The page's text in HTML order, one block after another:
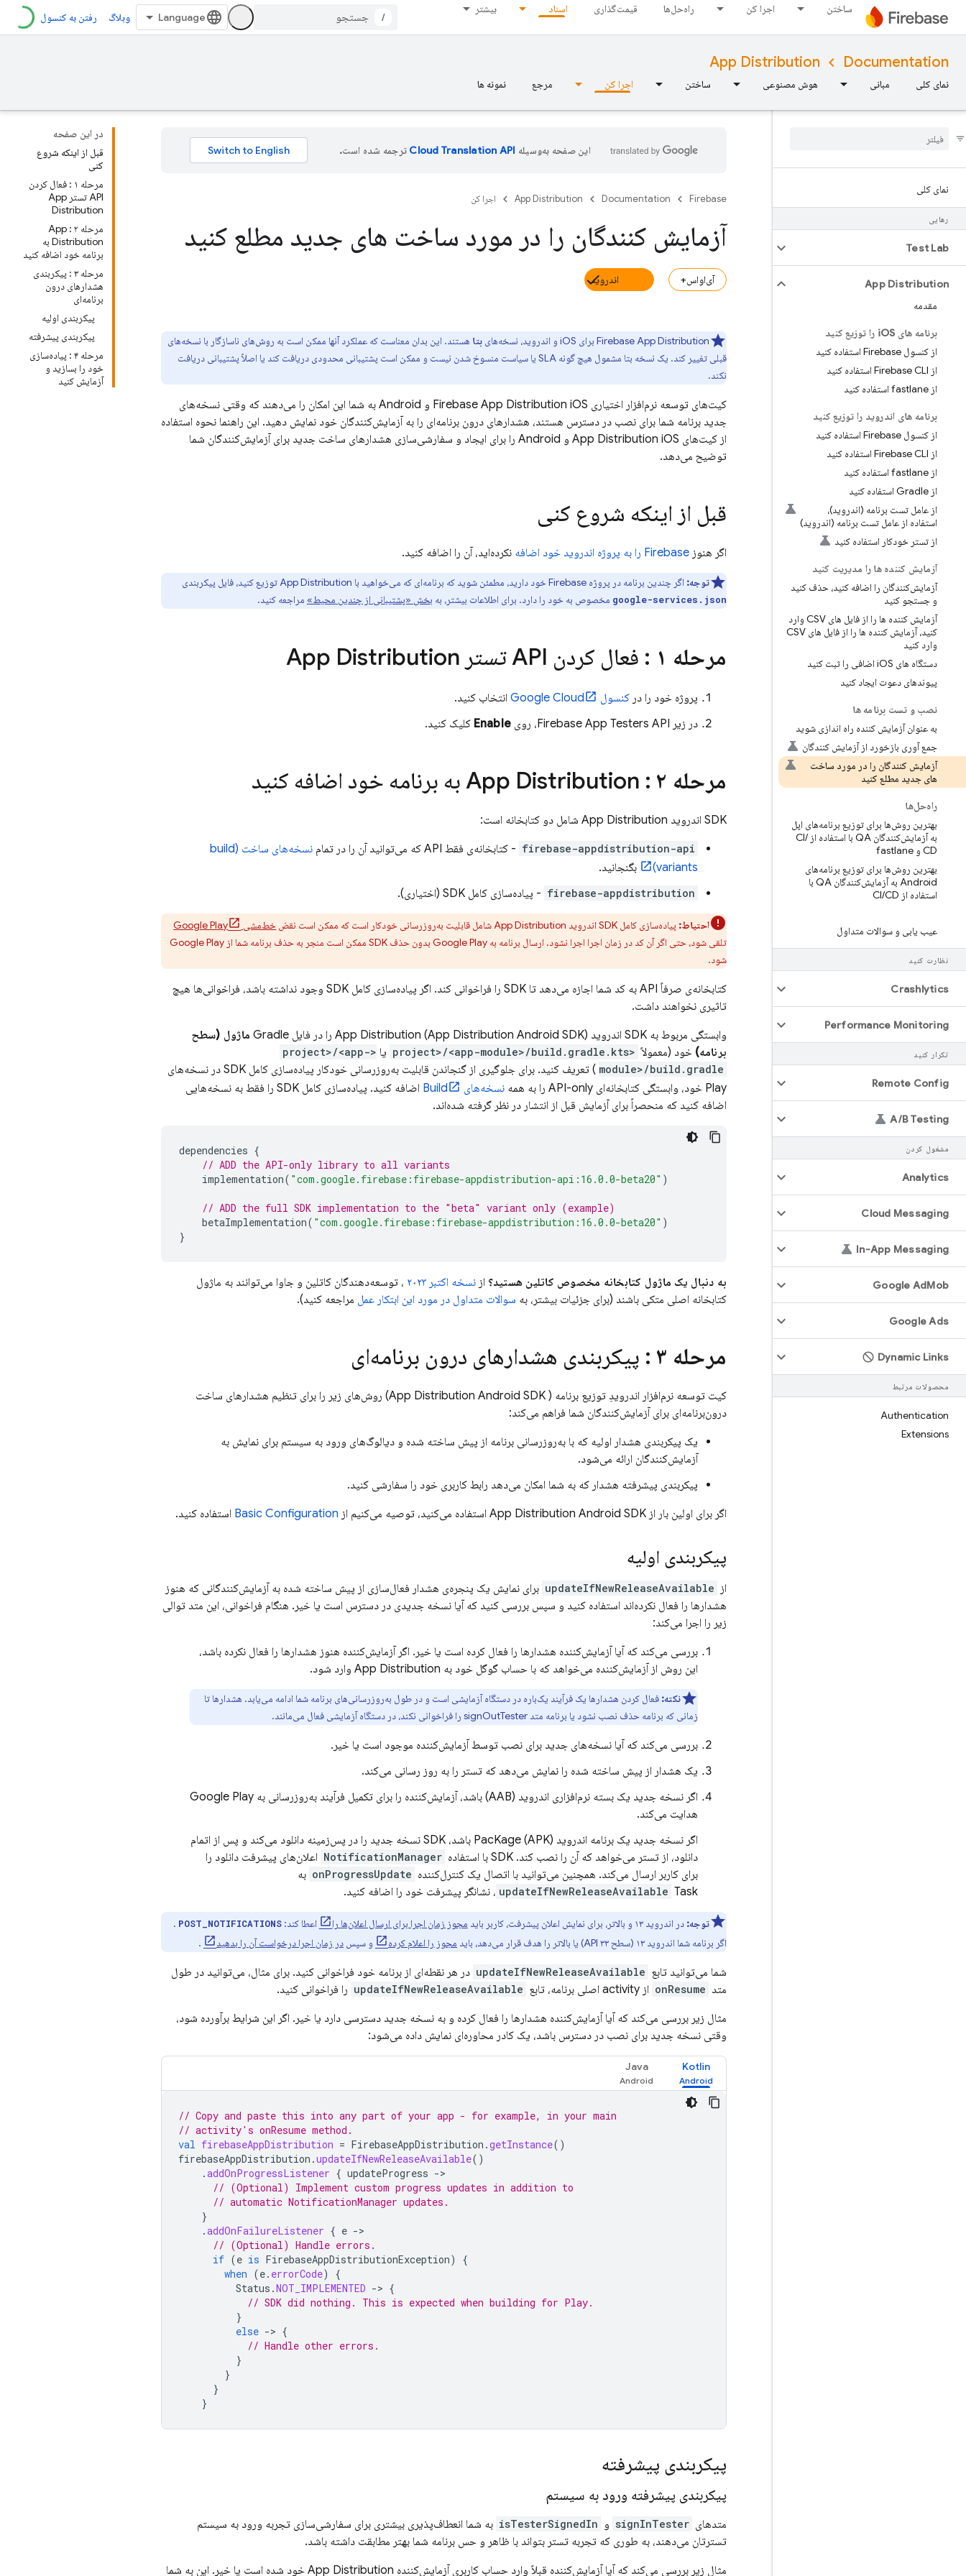
ساختن اجرا کن راه‌حل‌ها قیمت‌گذاری اسناد بیشتر
/ وبلاگ رفتن به کنسول
Documentation
App Distribution
نمای کلی مبانی هوش مصنوعی ساختن اجرا کن مرجع نمونه ها
نمای کلی
رهایی
Test Lab
App Distribution
مقدمه
برنامه های i OS را توزیع کنید
از کنسول Firebase استفاده کنید
از Firebase CLI استفاده کنید
از fastlane استفاده کنید
برنامه های اندروید را توزیع کنید
از کنسول Firebase استفاده کنید
از Firebase CLI استفاده کنید
از fastlane استفاده کنید
از Gradle استفاده کنید
از عامل تست برنامه (اندروید)،
استفاده از عامل تست برنامه (اندروید)
از تستر خودکار استفاده کنید
آزمایش کننده ها را مدیریت کنید
آزمایش‌کنندگان را اضافه کنید، حذف کنید
و جستجو کنید
آزمایش کننده ها را از فایل های CSV وارد
کنید، آزمایش کننده ها را از فایل های CSV
وارد کنید
دستگاه های i OS اضافی را ثبت کنید
پیوندهای دعوت ایجاد کنید
نصب و تست برنامه ها
به عنوان آزمایش کننده راه اندازی شوید
جمع آوری بازخورد از آزمایش کنندگان
آزمایش کنندگان را در مورد ساخت
های جدید مطلع کنید
راه‌حل‌ها
بهترین روش‌ها برای توزیع برنامه‌های اپل
به آزمایش‌کنندگان QA با استفاده از CI
/
CD و fastlane
بهترین روش‌ها برای توزیع برنامه‌های
Android به آزمایش‌کنندگان QA با
استفاده از CI
/CD
عیب یابی و سوالات متداول
نظارت کنید
Crashlytics
Performance Monitoring
تکرار کنید
Remote Config
A/B Testing
مشغول کردن
Analytics
Cloud Messaging
In-App Messaging
Google AdMob
Google Ads
Dynamic Links
محصولات مرتبط
Authentication
Extensions
در این صفحه
قبل از اینکه شروع
کنی
مرحله ۱ : فعال کردن
API تستر App
Distribution
مرحله ۲ : App
Distribution به
برنامه خود اضافه کنید
مرحله ۳ : پیکربندی
هشدارهای درون
برنامه‌ای
پیکربندی اولیه
پیکربندی پیشرفته
مرحله ۴ : پیاده‌سازی
خود را بسازید و
آزمایش کنید
این صفحه به‌وسیله ترجمه شده است.
Firebase
Documentation
App Distribution اجرا کن
آزمایش کنندگان را در مورد ساخت های جدید مطلع کنید
آی‌او‌اس+ اندروید
Firebase App Distribution برای iOS و اندروید، نسخه‌های بتا هستند. این بدان معناست که عملکرد آنها ممکن است به روش‌های ناسازگار با نسخه‌های
قبلی تغییر کند. یک نسخه بتا مشمول هیچ گونه SLA یا سیاست منسوخ شدن نیست و ممکن است پشتیبانی محدودی دریافت کند یا اصلاً پشتیبانی دریافت
نکند.
کیت‌های توسعه نرم‌افزار اختیاری Firebase App Distribution
iOS و Android به شما این امکان را می‌دهند که وقتی نسخه‌های
جدید برنامه شما برای نصب در دسترس هستند، هشدارهای درون برنامه‌ای را به آزمایش‌کنندگان خود نمایش دهید. این راهنما نحوه استفاده
از کیت‌های
App Distribution
iOS و Android را برای ایجاد و سفارشی‌سازی هشدارهای ساخت جدید برای آزمایش‌کنندگان شما
توضیح می‌دهد.
قبل از اینکه شروع کنی
اگر هنوز Firebase را به پروژه اندروید خود اضافه نکرده‌اید، آن را اضافه کنید.
توجه: اگر چندین برنامه در پروژه Firebase خود دارید، مطمئن شوید که برنامه‌ای که می‌خواهید با App Distributionتوزیع کنید، فایل پیکربندی
google-services.json مخصوص به خود را دارد. برای اطلاعات بیشتر، به بخش «پشتیبانی از چندین محیط» مراجعه کنید.
مرحله ۱ : فعال کردن API تستر App Distribution
پروژه خود را در کنسول Google Cloud انتخاب کنید.
در زیر Firebase App Testers API، روی
Enable کلیک کنید.
مرحله ۲ :
App Distributionبه برنامه خود اضافه کنید
SDK اندروید App Distribution شامل دو کتابخانه است:
firebase-appdistribution-api - کتابخانه‌ی فقط API که می‌توانید آن را در تمام
نسخه‌های ساخت (build
variants)
بگنجانید.
firebase-appdistribution - پیاده‌سازی کامل SDK (اختیاری).
احتیاط: پیاده‌سازی کامل SDK اندروید App Distributionشامل قابلیت به‌روزرسانی خودکار است که ممکن است نقض خط‌مشی
Google Play
تلقی شود، حتی اگر آن کد در زمان اجرا اجرا نشود. ارسال برنامه به Google Play بدون حذف SDK ممکن است منجر به حذف برنامه شما از
Google Play
شود.
کتابخانه‌ی صرفاً API به کد شما اجازه می‌دهد تا SDK را فراخوانی کند. اگر پیاده‌سازی کامل SDK وجود نداشته باشد، فراخوانی‌ها هیچ
تاثیری نخواهند داشت.
وابستگی مربوط به SDK اندروید
App Distribution (App Distribution Android SDK) را در فایل Gradle
ماژول (سطح
برنامه) خود (معمولاً <project>/<app-module>/build.gradle.kts یا
<project>/<app-
module>/build.gradle ) تعریف کنید. برای جلوگیری از گنجاندن قابلیت به‌روزرسانی خودکار پیاده‌سازی کامل SDK در نسخه‌های
Play خود، وابستگی کتابخانه‌ای API-only را به همه نسخه‌های Build
اضافه کنید. پیاده‌سازی کامل SDK را فقط به نسخه‌هایی
اضافه کنید که منحصراً برای آزمایش قبل از انتشار در نظر گرفته شده‌اند.
dependencies {
// ADD the API-only library to all variants
implementation( "com.google.firebase:firebase-appdistribution-api:16.0.0-beta20" )
// ADD the full SDK implementation to the "beta" variant only (example)
betaImplementation( "com.google.firebase:firebase-appdistribution:16.0.0-beta20" )
}
به دنبال یک ماژول کتابخانه مخصوص کاتلین هستید؟ ازنسخه اکتبر ۲۰۲۳
، توسعه‌دهندگان کاتلین و جاوا می‌توانند به ماژول
کتابخانه اصلی متکی باشند (برای جزئیات بیشتر، به سوالات متداول در مورد این ابتکار عمل مراجعه کنید).
مرحله ۳ : پیکربندی هشدارهای درون برنامه‌ای
کیت توسعه نرم‌افزار اندرویدِ توزیع برنامه ( App DistributionAndroid SDK) روش‌های زیر را برای تنظیم هشدارهای ساخت
درون‌برنامه‌ای برای آزمایش‌کنندگان شما فراهم می‌کند:
یک پیکربندی هشدار اولیه که با به‌روزرسانی برنامه از پیش ساخته شده و دیالوگ‌های ورود به سیستم برای نمایش به
آزمایش‌کنندگان ارائه می‌شود.
پیکربندی پیشرفته هشدار که به شما امکان می‌دهد رابط کاربری خود را سفارشی کنید.
اگر برای اولین بار از
App Distribution Android SDK استفاده می‌کنید، توصیه می‌کنیم از Basic Configuration استفاده کنید.
پیکربندی اولیه
از updateIfNewReleaseAvailable برای نمایش یک پنجره‌ی هشدار فعال‌سازی از پیش ساخته شده به آزمایش‌کنندگانی که هنوز
هشدارها را فعال نکرده‌اند استفاده کنید و سپس بررسی کنید که آیا نسخه جدیدی در دسترس است یا خیر. هنگام فراخوانی، این متد توالی
زیر را اجرا می‌کند:
بررسی می‌کند که آیا آزمایش‌کننده هشدارها را فعال کرده است یا خیر. اگر آزمایش‌کننده هنوز هشدارها را فعال نکرده باشد،
این روش از آزمایش‌کننده می‌خواهد که با حساب گوگل خود به App Distribution وارد شود.
نکته: فعال کردن هشدارها یک فرآیند یک‌باره در دستگاه آزمایشی است و در طول به‌روزرسانی‌های برنامه شما ادامه می‌یابد. هشدارها تا
زمانی که برنامه حذف نصب نشود یا برنامه متد signOutTester را فراخوانی نکند، در دستگاه آزمایشی فعال می‌مانند.
بررسی می‌کند که آیا نسخه‌های جدید برای نصب توسط آزمایش‌کننده موجود است یا خیر.
یک هشدار از پیش ساخته شده را نمایش می‌دهد که تستر را به روز رسانی می‌کند.
اگر نسخه جدید یک بسته نرم‌افزاری اندروید (AAB) باشد، آزمایش‌کننده را برای تکمیل فرآیند به‌روزرسانی به
Google Play
هدایت می‌کند.
اگر نسخه جدید یک برنامه اندروید PacKage (APK) باشد، SDK نسخه جدید را در پس‌زمینه دانلود می‌کند و پس از اتمام
دانلود، از تستر می‌خواهد که آن را نصب کند. SDK با استفاده
NotificationManager اعلان‌های پیشرفت دانلود را
برای کاربر ارسال می‌کند. همچنین می‌توانید با اتصال یک کنترل‌کننده onProgressUpdate به
updateIfNewReleaseAvailable Task، نشانگر پیشرفت خود را اضافه کنید.
توجه: در اندروید ۱۳ و بالاتر، برای نمایش اعلان پیشرفت، کاربر باید مجوز زمان اجرا برای ارسال اعلان‌ها را اعطا کند:POST_NOTIFICATIONS
.
اگر برنامه شما اندروید ۱۳ (سطح API ۳۳) یا بالاتر را هدف قرار می‌دهد، باید
مجوز را اعلام کرده و سپس در زمان اجرا درخواست آن را بدهید .
شما می‌توانید تابع updateIfNewReleaseAvailable در هر نقطه‌ای از برنامه خود فراخوانی کنید. برای مثال، می‌توانید در طول
متد onResume از activity اصلی برنامه، تابع updateIfNewReleaseAvailable را فراخوانی کنید.
مثال زیر بررسی می‌کند که آیا آزمایش‌کننده هشدارها را فعال کرده و به نسخه جدید دسترسی دارد یا خیر. اگر این شرایط برآورده شود،
وقتی نسخه جدید برای نصب در دسترس باشد، یک کادر محاوره‌ای نمایش داده می‌شود:
Kotlin
Java
// Copy and paste this into any part of your app - for example, in your main
// activity's onResume method.
val firebaseAppDistribution = FirebaseAppDistribution .getInstance()
firebaseAppDistribution .updateIfNewReleaseAvailable()
.addOnProgressListener { updateProgress -
// (Optional) Implement custom progress updates in addition to
// automatic NotificationManager updates.
}
.addOnFailureListener { e -
// (Optional) Handle errors.
if (e is FirebaseAppDistributionException)
{
when (e. errorCode)
{
Status .NOT_IMPLEMENTED -> {
// SDK did nothing. This is expected when building for Play.
}
else -> {
// Handle other errors.
}
}
}
}
پیکربندی پیشرفته
پیکربندی پیشرفته ورود به سیستم
متدهای signInTester و isTesterSignedIn به شما انعطاف‌پذیری بیشتری برای سفارشی‌سازی تجربه ورود به سیستم
تسترتان می‌دهند، به طوری که تجربه تستر بتواند با ظاهر و حس برنامه شما بهتر مطابقت داشته باشد.
مثال زیر بررسی می‌کند که آیا آزمایش‌کننده قبلاً وارد حساب کاربری آزمایش‌کننده App Distribution خود شده است یا خیر. این به شما